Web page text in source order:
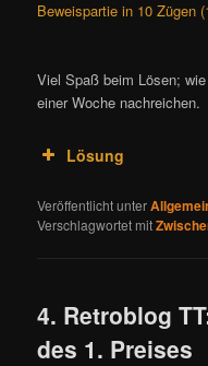
Beweispartie in 10 Zügen
Viel Spaß beim Lösen;
einer Woche nachreichen.
Lösung
Schnoebelen
Veröffentlicht unter
Verschlagwortet mit
4. Retroblog
des 1. Preises